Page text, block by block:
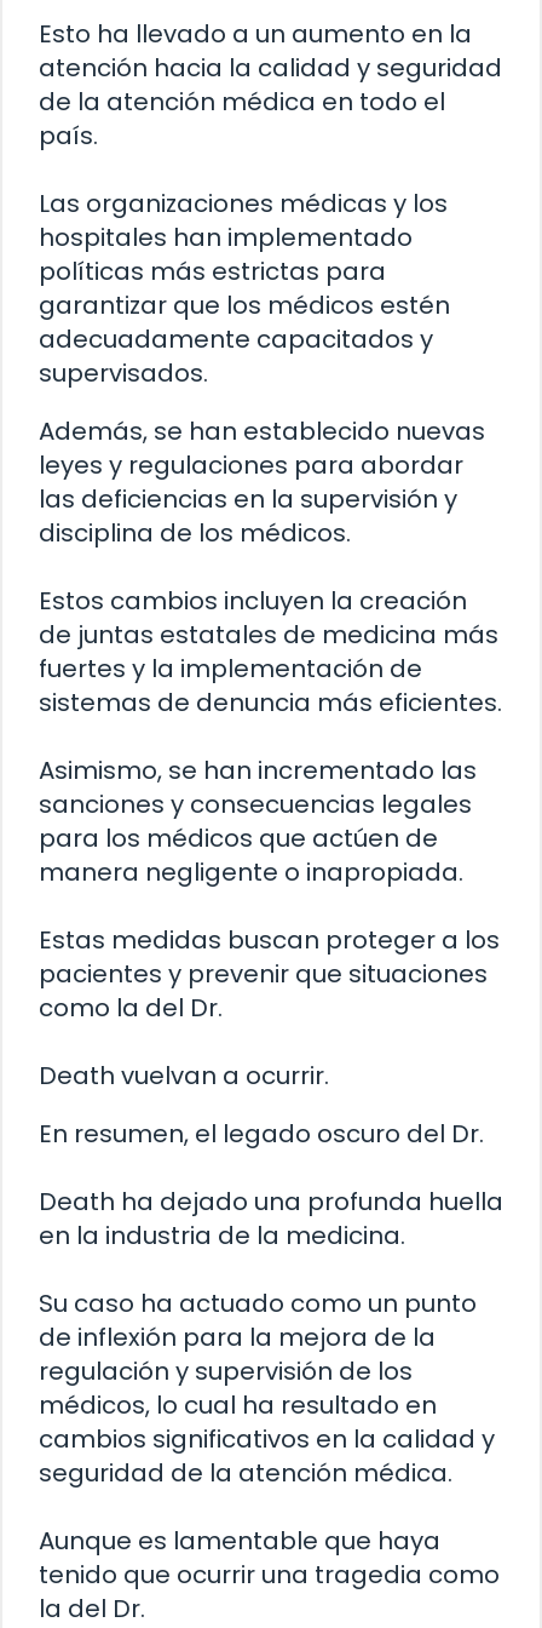
Esto ha llevado a un aumento en la
atención hacia la calidad y seguridad
de la atención médica en todo el
país.
Las organizaciones médicas y los
hospitales han implementado
políticas más estrictas para
garantizar que los médicos estén
adecuadamente capacitados y
supervisados.
Además, se han establecido nuevas
leyes y regulaciones para abordar
las deficiencias en la supervisión y
disciplina de los médicos.
Estos cambios incluyen la creación
de juntas estatales de medicina más
fuertes y la implementación de
sistemas de denuncia más eficientes.
Asimismo, se han incrementado las
sanciones y consecuencias legales
para los médicos que actúen de
manera negligente o inapropiada.
Estas medidas buscan proteger a los
pacientes y prevenir que situaciones
como la del Dr.
Death vuelvan a ocurrir.
En resumen, el legado oscuro del Dr.
Death ha dejado una profunda huella
en la industria de la medicina.
Su caso ha actuado como un punto
de inflexión para la mejora de la
regulación y supervisión de los
médicos, lo cual ha resultado en
cambios significativos en la calidad y
seguridad de la atención médica.
Aunque es lamentable que haya
tenido que ocurrir una tragedia como
la del Dr.